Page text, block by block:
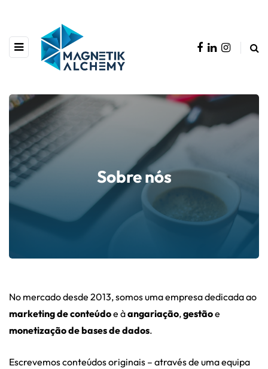
Sobre nós
No mercado desde 2013, somos uma empresa dedicada ao
marketing de conteúdoe àangariação,gestãoe
monetização de bases de dados.
Escrevemos conteúdos originais – através de uma equipa